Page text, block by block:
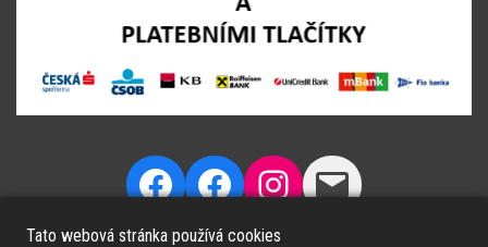
Tato webová stránka používá cookies